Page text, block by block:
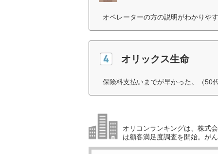
オペレーターの方の説明がわかりや
オリックス生命
保険料支払いまでが早かった。（50
オリコンランキングは、株式
は顧客満足度調査を開始。が